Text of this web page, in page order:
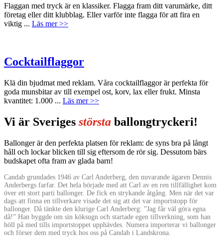
Flaggan med tryck är en klassiker. Flagga fram ditt varumärke, ditt
företag eller ditt klubblag. Eller varför inte flagga för att fira en
viktig ... Läs mer >>
Cocktailflaggor
Klä din bjudmat med reklam. Våra cocktailflaggor är perfekta för
goda munsbitar av till exempel ost, korv, lax eller frukt. Minsta
kvantitet: 1.000 ... Läs mer >>
Vi är Sveriges största ballongtryckeri!
Ballonger är den perfekta platsen för reklam: de syns bra på långt
håll och lockar blicken till sig eftersom de rör sig. Dessutom bärs
budskapet ofta fram av glada barn!
Candab grundades 1946 av Carl Anderberg, den nuvarande ägaren Dennis
Anderbergs farfar. Det hela började med att Carl av en ren tillfällighet kom
över ett stort parti ballonger. De fick en strykande åtgång. Men när det var
dags att finna en tillverkare visade det sig att det var importstopp för
ballonger. Då tänkte den klurige Carl Anderberg: ”Jag får väl göra egna
då!” Han byggde om sin köksugn och startade egen tillverkning, som han
höll på med tills importstoppet upphävdes. Numera importerar vi ballonger
och förser dem med tryck hos oss på Candab i Landskrona.